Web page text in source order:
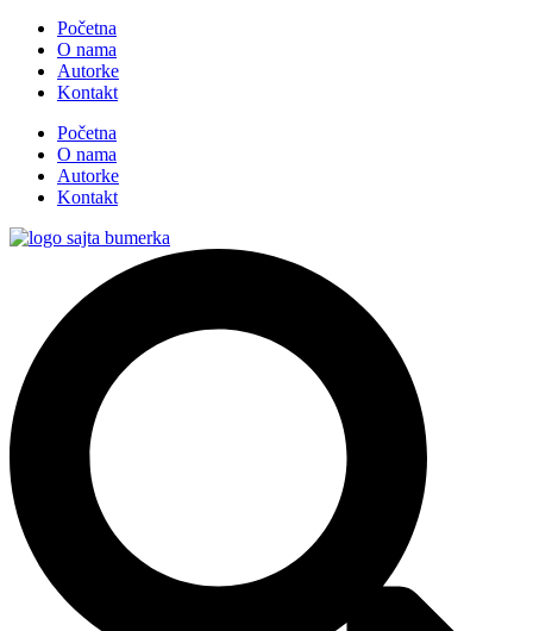
Početna
O nama
Autorke
Kontakt
Početna
O nama
Autorke
Kontakt